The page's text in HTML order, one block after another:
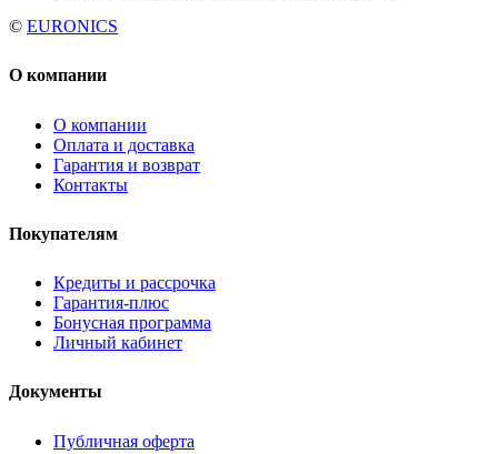
© EURONICS
О компании
О компании
Оплата и доставка
Гарантия и возврат
Контакты
Покупателям
Кредиты и рассрочка
Гарантия-плюс
Бонусная программа
Личный кабинет
Документы
Публичная оферта